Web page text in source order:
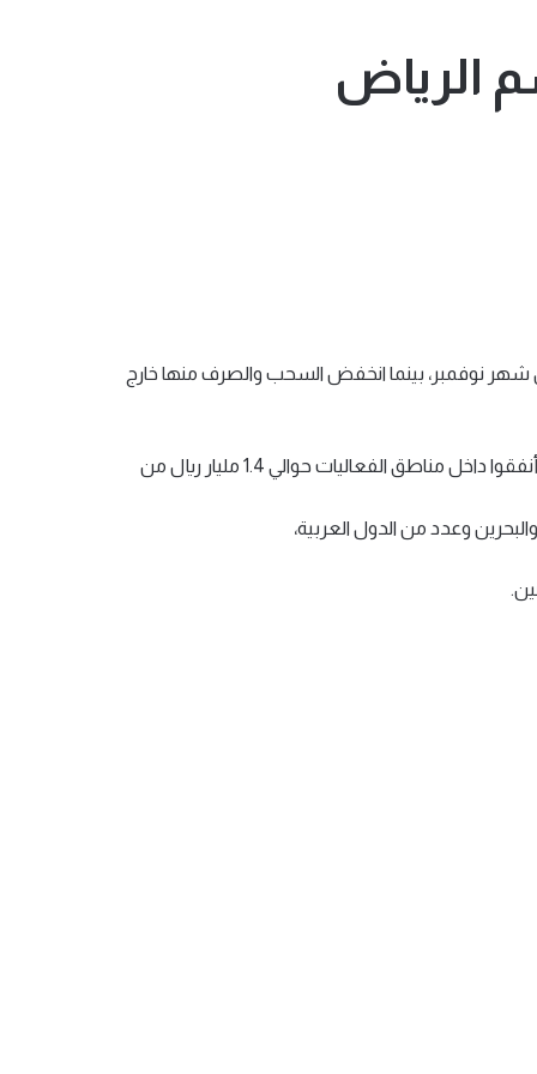
التنفيذي لشركة (مدى) : إن سحوبات البطاقات الائتمانية السعودية ارتفعت داخل المملكة بنسبة 30% خلال شهر نوفمبر، بينما انخفض السحب والصرف منها خارج
وقال اليوسف أن هذين الرقمين يعطيان تصورًا واضحًا لحركة أموال المواطنين داخل وخارج المملكة، موضحًا أن زوار موسم الرياض أنفقوا داخل مناطق الفعاليات حوالي 1.4 مليار ريال من
وعدد من الدول العربية،